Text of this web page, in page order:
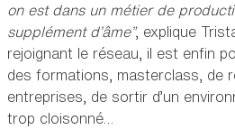
on est dans un métier de
supplément d’âme”, explique
rejoignant le réseau, il est enfin
des formations, masterclass, de
entreprises, de sortir d’un
trop cloisonné…